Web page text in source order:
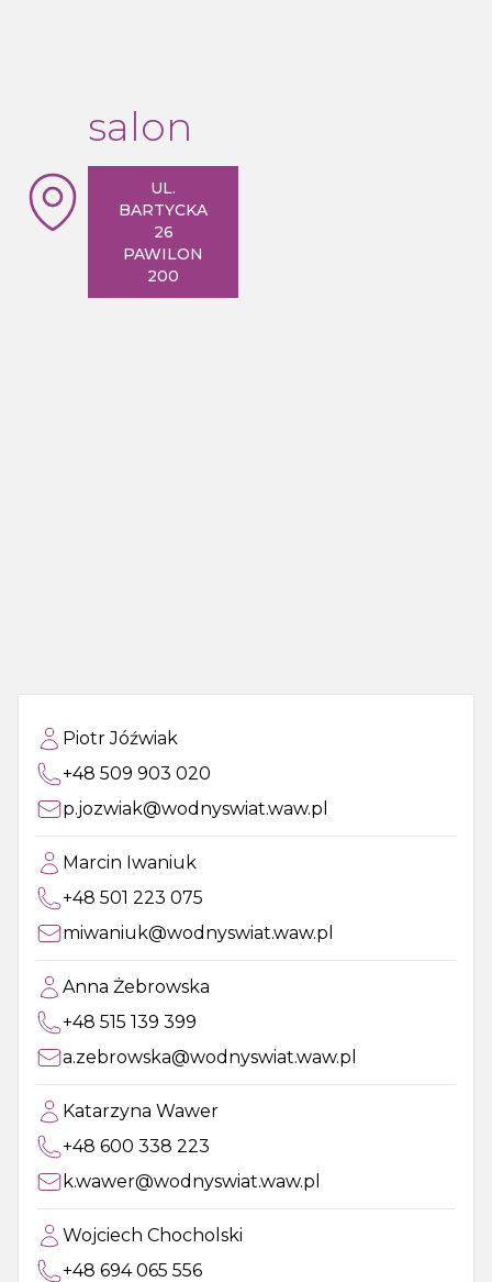
salon
UL.
BARTYCKA
26
PAWILON
200
Piotr Jóźwiak
+48 509 903 020
p.jozwiak@wodnyswiat.waw.pl
Marcin Iwaniuk
+48 501 223 075
miwaniuk@wodnyswiat.waw.pl
Anna Żebrowska
+48 515 139 399
a.zebrowska@wodnyswiat.waw.pl
Katarzyna Wawer
+48 600 338 223
k.wawer@wodnyswiat.waw.pl
Wojciech Chocholski
+48 694 065 556